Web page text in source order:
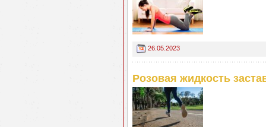
26.05.2023
Розовая жидкость